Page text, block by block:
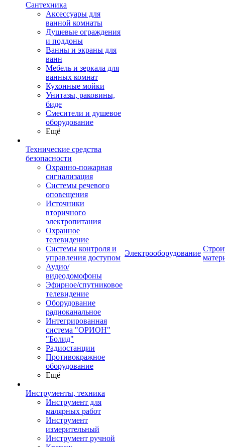
Сантехника
Аксессуары для
ванной комнаты
Душевые ограждения
и поддоны
Ванны и экраны для
ванн
Мебель и зеркала для
ванных комнат
Кухонные мойки
Унитазы, раковины,
биде
Смесители и душевое
оборудование
Ещё
Технические средства
безопасности
Охранно-пожарная
сигнализация
Системы речевого
оповещения
Источники
вторичного
электропитания
Охранное
телевидение
Системы контроля и
управления доступом
Аудио/
видеодомофоны
Эфирное/спутниковое
телевидение
Оборудование
радиоканальное
Интегрированная
система "ОРИОН"
"Болид"
Радиостанции
Противокражное
оборудование
Ещё
Инструменты, техника
Инструмент для
малярных работ
Инструмент
измерительный
Инструмент ручной
Электрооборудование